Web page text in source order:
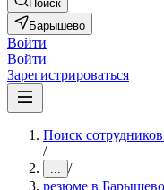
Поиск
Барышево
Войти
Войти
Зарегистрироваться
Поиск
/
... /
резюме в Барышево